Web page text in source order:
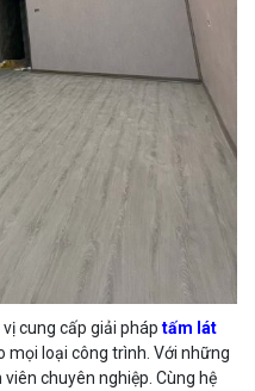
cung cấp giải pháp tấm lát
mọi loại công trình. Với những
chuyên nghiệp. Cùng hệ